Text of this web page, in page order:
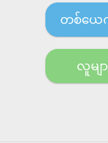
တစ်ယေ
လူမျ